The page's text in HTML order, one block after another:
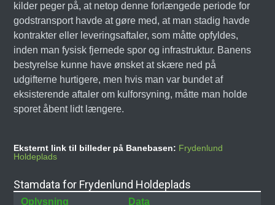
kilder peger på, at netop denne forlængede periode for
godstransport havde at gøre med, at man stadig havde
kontrakter eller leveringsaftaler, som måtte opfyldes,
inden man fysisk fjernede spor og infrastruktur. Banens
bestyrelse kunne have ønsket at skære ned på
udgifterne hurtigere, men hvis man var bundet af
eksisterende aftaler om kulforsyning, måtte man holde
sporet åbent lidt længere.
Eksternt link til billeder på Banebasen: Frydenlund
Holdeplads
Stamdata for Frydenlund Holdeplads
Oplysning
Data